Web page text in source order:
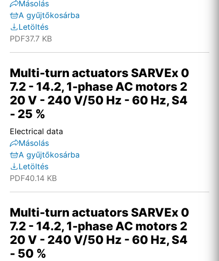
Másolás
A gyűjtőkosárba
Letöltés
PDF37.7 KB
Multi-turn actuators SARVEx 0
7.2 - 14.2, 1-phase AC motors 2
20 V - 240 V/50 Hz - 60 Hz, S4
- 25 %
Electrical data
Másolás
A gyűjtőkosárba
Letöltés
PDF40.14 KB
Multi-turn actuators SARVEx 0
7.2 - 14.2, 1-phase AC motors 2
20 V - 240 V/50 Hz - 60 Hz, S4
- 50 %